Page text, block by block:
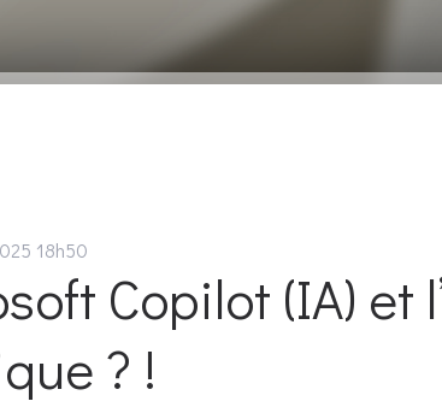
18h50
Copilot (IA) et
? !